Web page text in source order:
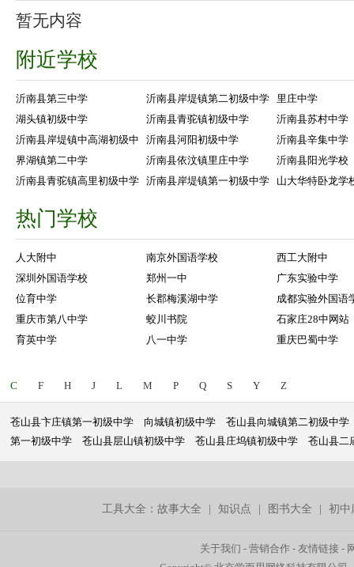
暂无内容
附近学校
沂南县第三中学 沂南县岸堤镇第二初级中学
里庄中学
湖头镇初级中学
沂南县青驼镇初级中学
沂南县苏村中学
沂南县岸堤镇中高湖初级中
沂南县河阳初级中学
沂南县辛集中学
界湖镇第二中学
沂南县依汶镇里庄中学
沂南县阳光学校
沂南县青驼镇高里初级中学 沂南县岸堤镇第一初级中学 山大华特卧龙学
热门学校
人大附中 南京外国语学校
西工大附中
深圳外国语学校
郑州一中
广东实验中学
位育中学
长郡梅溪湖中学
成都实验外国语
重庆市第八中学
蛟川书院
石家庄28中网站
育英中学
八一中学 重庆巴蜀中学
C F H J L M P Q S Y Z
苍山县卞庄镇第一初级中学 向城镇初级中学
苍山县向城镇第二初级中学
第一初级中学
苍山县层山镇初级中学 苍山县庄坞镇初级中学 苍山县二
工具大全：故事大全 |知识点 图书大全 |初中
关于我们 -营销合作 -友情链接 -